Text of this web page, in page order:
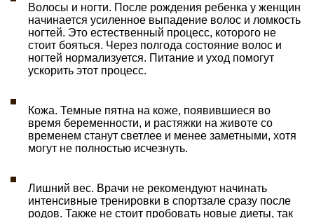
Волосы и ногти. После рождения ребенка у женщин
начинается усиленное выпадение волос и ломкость
ногтей. Это естественный процесс, которого не
стоит бояться. Через полгода состояние волос и
ногтей нормализуется. Питание и уход помогут
ускорить этот процесс.
Кожа. Темные пятна на коже, появившиеся во
время беременности, и растяжки на животе со
временем станут светлее и менее заметными, хотя
могут не полностью исчезнуть.
Лишний вес. Врачи не рекомендуют начинать
интенсивные тренировки в спортзале сразу после
родов. Также не стоит пробовать новые диеты, так